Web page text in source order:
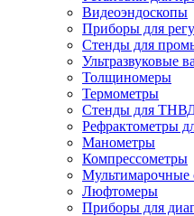
Видеоэндоскопы
Приборы для
Стенды для
Ультразвуковые
Толщиномеры
Термометры
Стенды для
Рефрактометры
Манометры
Компрессометры
Мультимарочные
Люфтомеры
Приборы для